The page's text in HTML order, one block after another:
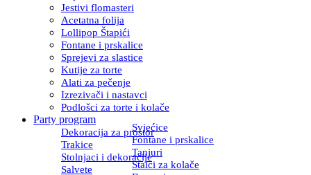
Jestivi flomasteri
Acetatna folija
Lollipop Štapići
Fontane i prskalice
Sprejevi za slastice
Kutije za torte
Alati za pečenje
Izrezivači i nastavci
Podlošci za torte i kolače
Party program
Dekoracija za prostor
Svjećice
Trakice
Fontane i prskalice
Stolnjaci i dekoracije
Tanjuri
Salvete
Stalci za kolače